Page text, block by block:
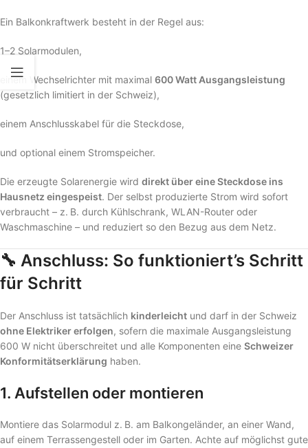
Ein Balkonkraftwerk besteht in der Regel aus:
1–2 Solarmodulen,
einem Wechselrichter mit maximal 600 Watt Ausgangsleistung
(gesetzlich limitiert in der Schweiz),
einem Anschlusskabel für die Steckdose,
und optional einem Stromspeicher.
Die erzeugte Solarenergie wird direkt über eine Steckdose ins
Hausnetz eingespeist. Der selbst produzierte Strom wird sofort
verbraucht – z. B. durch Kühlschrank, WLAN-Router oder
Waschmaschine – und reduziert so den Bezug aus dem Netz.
🔧 Anschluss: So funktioniert’s Schritt
für Schritt
Der Anschluss ist tatsächlich kinderleicht und darf in der Schweiz
ohne Elektriker erfolgen, sofern die maximale Ausgangsleistung
600 W nicht überschreitet und alle Komponenten eine Schweizer
Konformitätserklärung haben.
1. Aufstellen oder montieren
Montiere das Solarmodul z. B. am Balkongeländer, an einer Wand,
auf einem Terrassengestell oder im Garten. Achte auf möglichst gute